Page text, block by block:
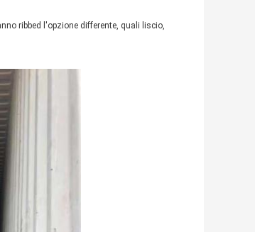
ribbed l'opzione differente, quali liscio,